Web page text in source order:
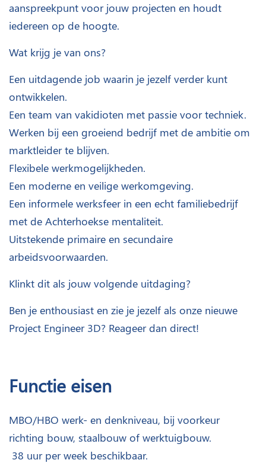
aanspreekpunt voor jouw projecten en houdt
iedereen op de hoogte.
Wat krijg je van ons?
Een uitdagende job waarin je jezelf verder kunt
ontwikkelen.
Een team van vakidioten met passie voor techniek.
Werken bij een groeiend bedrijf met de ambitie om
marktleider te blijven.
Flexibele werkmogelijkheden.
Een moderne en veilige werkomgeving.
Een informele werksfeer in een echt familiebedrijf
met de Achterhoekse mentaliteit.
Uitstekende primaire en secundaire
arbeidsvoorwaarden.
Klinkt dit als jouw volgende uitdaging?
Ben je enthousiast en zie je jezelf als onze nieuwe
Project Engineer 3D? Reageer dan direct!
Functie eisen
MBO/HBO werk- en denkniveau, bij voorkeur
richting bouw, staalbouw of werktuigbouw.
38 uur per week beschikbaar.